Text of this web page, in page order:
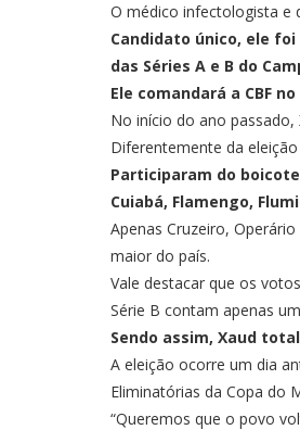
O médico infectologista e
Candidato único, ele
das Séries A e B do
Ele comandará a CBF
No início do ano passado,
Diferentemente da
Participaram do
Cuiabá, Flamengo,
Apenas Cruzeiro,
maior do país.
Vale destacar que os
Série B contam apenas
Sendo assim, Xaud
A eleição ocorre um dia
Eliminatórias da Copa do
“Queremos que o povo